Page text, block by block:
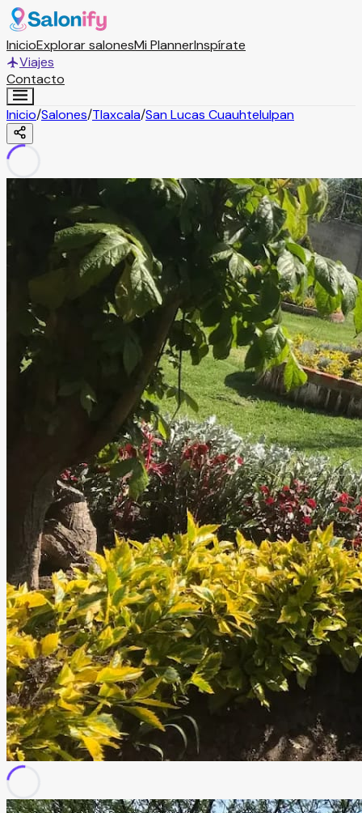
InicioExplorar salonesMi PlannerInspírate
Viajes
Contacto
Inicio/Salones/Tlaxcala/San Lucas Cuauhtelulpan